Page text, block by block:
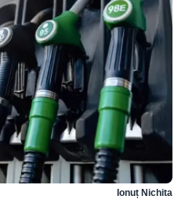
Ionuț Nichita